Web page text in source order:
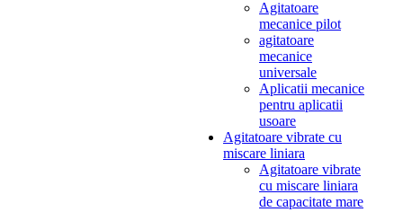
Agitatoare
mecanice pilot
agitatoare
mecanice
universale
Aplicatii mecanice
pentru aplicatii
usoare
Agitatoare vibrate cu
miscare liniara
Agitatoare vibrate
cu miscare liniara
de capacitate mare